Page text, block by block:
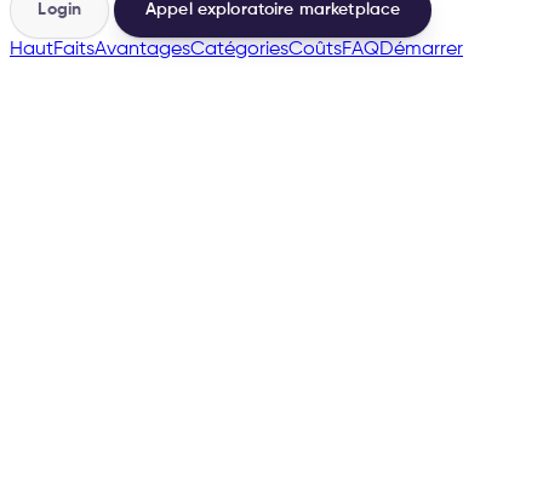
Login Appel exploratoire marketplace
HautFaitsAvantagesCatégoriesCoûtsFAQDémarrer